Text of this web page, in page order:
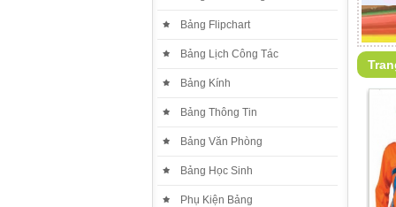
Bảng Flipchart
Bảng Lịch Công Tác
Bảng Kính
Bảng Thông Tin
Bảng Văn Phòng
Bảng Học Sinh
Phụ Kiện Bảng